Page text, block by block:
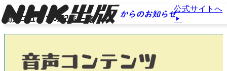
からのお知らせ
公式サイトへ
関連ニュースの記事一覧